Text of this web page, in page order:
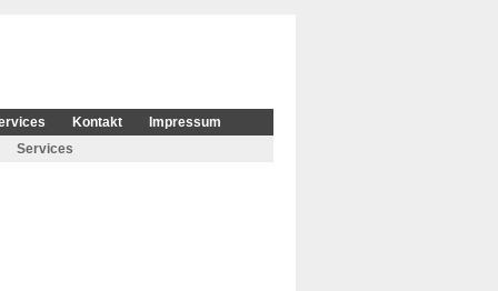
Kontakt
Impressum
Services